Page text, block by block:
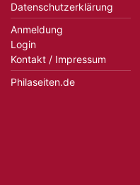
Datenschutzerklärung
Anmeldung
Login
Kontakt / Impressum
Philaseiten.de